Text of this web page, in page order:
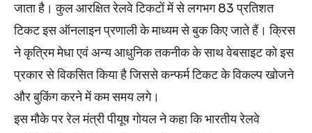
जाता है। कुल आरक्षित रेलवे टिकटों में से लगभग 83 प्रतिशत
टिकट इस ऑनलाइन प्रणाली के माध्यम से बुक किए जाते हैं। क्रिस
ने कृत्रिम मेधा एवं अन्य आधुनिक तकनीक के साथ वेबसाइट को इस
प्रकार से विकसित किया है जिससे कन्फर्म टिकट के विकल्प खोजने
और बुकिंग करने में कम समय लगे।
इस मौके पर रेल मंत्री पीयूष गोयल ने कहा कि भारतीय रेलवे